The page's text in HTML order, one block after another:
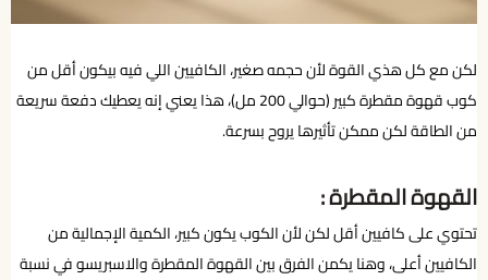
لكن مع كل هذي القوة لأن حجمه صغير، الكافيين اللي فيه بيكون أقل من
كوب قهوة مقطرة كبير (حوالي 200 مل)، هذا يعني إنه يعطيك دفعة سريعة
من الطاقة لكن ممكن تأثيرها يروح بسرعة.
القهوة المقطرة :
تحتوي على كافيين أقل لكن لأن الكوب يكون كبير، الكمية الإجمالية من
الكافيين أعلى، وهنا يكمن الفرق بين القهوة المقطرة والاسبريسو في نسبة